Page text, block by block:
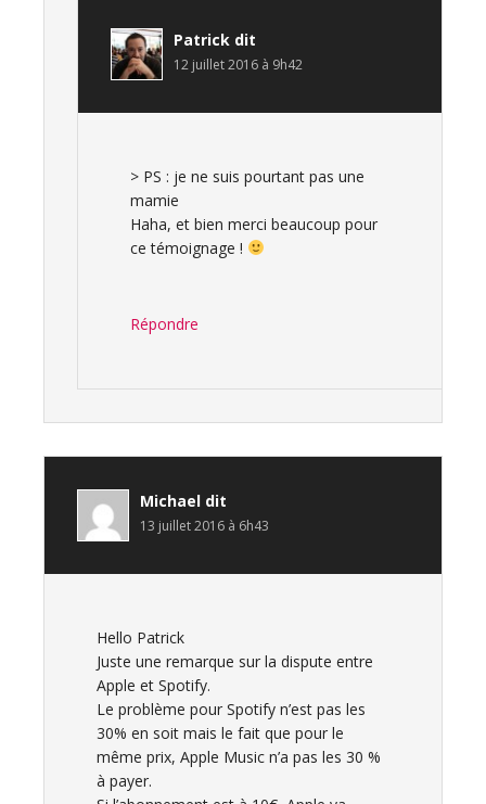
Patrick dit
12 juillet 2016 à 9h42
> PS : je ne suis pourtant pas une
mamie
Haha, et bien merci beaucoup pour
ce témoignage !
Répondre
Michael dit
13 juillet 2016 à 6h43
Hello Patrick
Juste une remarque sur la dispute entre
Apple et Spotify.
Le problème pour Spotify n’est pas les
30% en soit mais le fait que pour le
même prix, Apple Music n’a pas les 30 %
à payer.